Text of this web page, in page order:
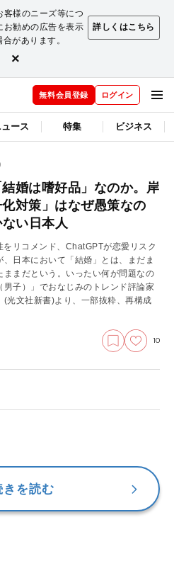
客様のニーズ等につ
お勧めの広告を表示
があります。
詳しくはこちら
×
無料会員登録 ログイン
ュース 特集 ビジネス
結婚は嗜好品」なのか。岸
対策」はなぜ愚策なの
い日本人
リコメンド、ChatGPTが恋愛リスク
日本において「結婚」とは、まだま
まだという。いったい何が問題なの
子）」でおなじみのトレンド評論家
光文社新書)より、一部抜粋、再構成
10
きを読む